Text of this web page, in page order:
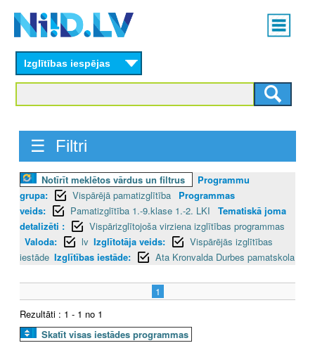
content
Main
menu
Izglītības iespējas
☰ Filtri
Notīrīt meklētos vārdus un filtrus
Programmu
grupa:
Vispārējā pamatizglītība
Programmas
veids:
Pamatizglītība 1.-9.klase 1.-2. LKI
Tematiskā joma
detalizēti :
Vispārizglītojoša virziena izglītības programmas
Valoda:
lv Izglītotāja veids:
Vispārējās izglītības
iestāde Izglītības iestāde: Ata Kronvalda Durbes pamatskola
1
Rezultāti : 1 - 1 no 1
Skatīt visas iestādes programmas